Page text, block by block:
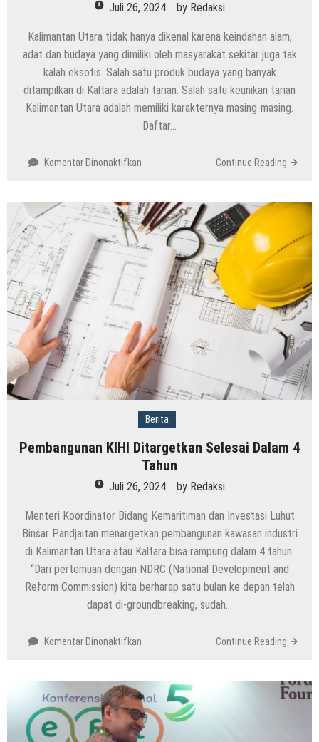
Juli 26, 2024 by Redaksi
Kalimantan Utara tidak hanya dikenal karena keindahan alam,
adat dan budaya yang dimiliki oleh masyarakat sekitar juga tak
kalah eksotis. Salah satu produk budaya yang banyak
ditampilkan di Kaltara adalah tarian. Salah satu keunikan tarian
Kalimantan Utara adalah memiliki karakternya masing-masing.
Daftar…
Komentar Dinonaktifkan
Utara
yang
Sayang
untuk
Dilewatkan
karena
Keunikannya
Continue Reading
Berita
Pembangunan KIHI Ditargetkan Selesai Dalam 4
Tahun
Juli 26, 2024 by Redaksi
Menteri Koordinator Bidang Kemaritiman dan Investasi Luhut
Binsar Pandjaitan menargetkan pembangunan kawasan industri
di Kalimantan Utara atau Kaltara bisa rampung dalam 4 tahun.
“Dari pertemuan dengan NDRC (National Development and
Reform Commission) kita berharap satu bulan ke depan telah
dapat di-groundbreaking, sudah…
Komentar Dinonaktifkan
Ditargetkan
Selesai
Dalam
4
Continue Reading